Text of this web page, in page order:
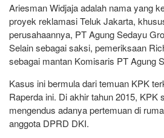
Ariesman Widjaja adalah nama yang
proyek reklamasi Teluk Jakarta,
perusahaannya, PT Agung Sedayu
Selain sebagai saksi, pemeriksaan
sebagai mantan Komisaris PT Agung
Kasus ini bermula dari temuan KPK
Raperda ini. Di akhir tahun 2015, KPK
mengendus adanya pertemuan di
anggota DPRD DKI.